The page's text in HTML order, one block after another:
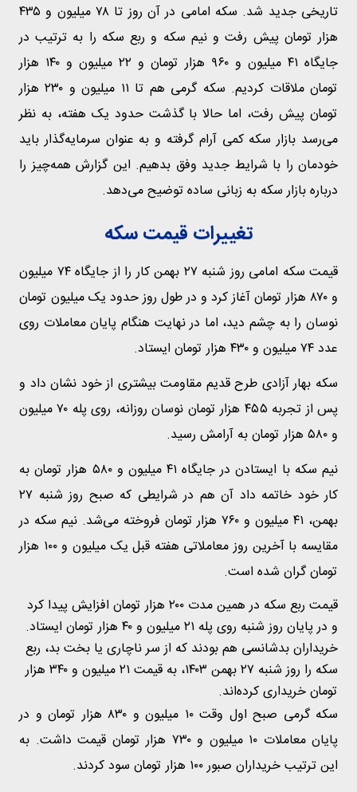
تاریخی جدید شد. سکه امامی در آن روز تا ۷۸ میلیون و ۴۳۵
هزار تومان پیش رفت و نیم سکه و ربع سکه را به ترتیب در
جایگاه ۴۱ میلیون و ۹۶۰ هزار تومان و ۲۲ میلیون و ۱۴۰ هزار
تومان ملاقات کردیم. سکه گرمی هم تا ۱۱ میلیون و ۲۳۰ هزار
تومان پیش رفت، اما حالا با گذشت حدود یک هفته، به نظر
می‌رسد بازار سکه کمی آرام گرفته و به عنوان سرمایه‌گذار باید
خودمان را با شرایط جدید وفق بدهیم. این گزارش همه‌چیز را
درباره بازار سکه به زبانی ساده توضیح می‌دهد.
تغییرات قیمت سکه
قیمت سکه امامی روز شنبه ۲۷ بهمن کار را از جایگاه ۷۴ میلیون
و ۸۷۰ هزار تومان آغاز کرد و در طول روز حدود یک میلیون تومان
نوسان را به چشم دید، اما در نهایت هنگام پایان معاملات روی
عدد ۷۴ میلیون و ۴۳۰ هزار تومان ایستاد.
سکه بهار آزادی طرح قدیم مقاومت بیشتری از خود نشان داد و
پس از تجربه ۴۵۵ هزار تومان نوسان روزانه، روی پله ۷۰ میلیون
و ۵۸۰ هزار تومان به آرامش رسید.
نیم سکه با ایستادن در جایگاه ۴۱ میلیون و ۵۸۰ هزار تومان به
کار خود خاتمه داد آن هم در شرایطی که صبح روز شنبه ۲۷
بهمن، ۴۱ میلیون و ۷۶۰ هزار تومان فروخته می‌شد. نیم سکه در
مقایسه با آخرین روز معاملاتی هفته قبل یک میلیون و ۱۰۰ هزار
تومان گران شده است.
قیمت ربع سکه در همین مدت ۲۰۰ هزار تومان افزایش پیدا کرد
و در پایان روز شنبه روی پله ۲۱ میلیون و ۴۰ هزار تومان ایستاد.
خریداران بدشانسی هم بودند که از سر ناچاری یا بخت بد، ربع
سکه را روز شنبه ۲۷ بهمن ۱۴۰۳، به قیمت ۲۱ میلیون و ۳۴۰ هزار
تومان خریداری کرده‌اند.
سکه گرمی صبح اول وقت ۱۰ میلیون و ۸۳۰ هزار تومان و در
پایان معاملات ۱۰ میلیون و ۷۳۰ هزار تومان قیمت داشت. به
این ترتیب خریداران صبور ۱۰۰ هزار تومان سود کردند.